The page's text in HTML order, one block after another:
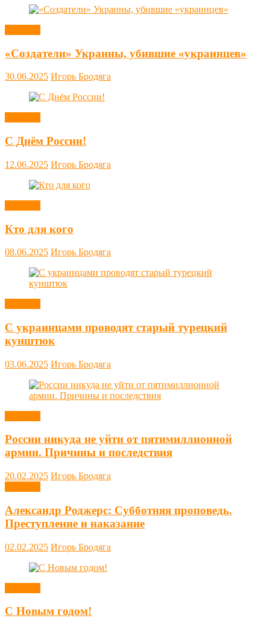
«Создатели» Украины, убившие «украинцев»
30.06.2025 Игорь Бродяга
С Днём России!
12.06.2025 Игорь Бродяга
Кто для кого
08.06.2025 Игорь Бродяга
С украинцами проводят старый турецкий
кунштюк
03.06.2025 Игорь Бродяга
России никуда не уйти от пятимиллионной
армии. Причины и последствия
20.02.2025 Игорь Бродяга
Александр Роджерс: Субботняя проповедь.
Преступление и наказание
02.02.2025 Игорь Бродяга
С Новым годом!